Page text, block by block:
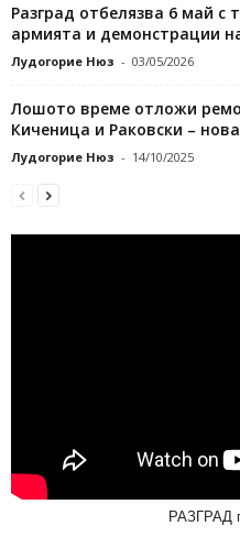
Разград отбелязва 6 май с
армията и демонстрации
Лудогорие Нюз - 03/05/2026
Лошото време отложи
Киченица и Раковски –
Лудогорие Нюз - 14/10/2025
РАЗГРАД